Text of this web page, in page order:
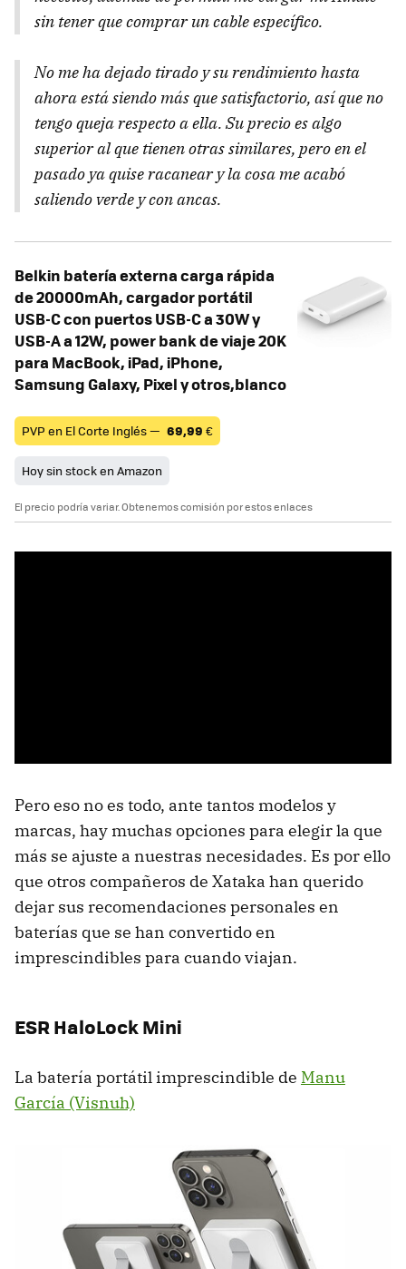
sin tener que comprar un cable específico.
No me ha dejado tirado y su rendimiento hasta
ahora está siendo más que satisfactorio, así que no
tengo queja respecto a ella. Su precio es algo
superior al que tienen otras similares, pero en el
pasado ya quise racanear y la cosa me acabó
saliendo verde y con ancas.
Belkin batería externa carga rápida
de 20000mAh, cargador portátil
USB-C con puertos USB-C a 30W y
USB-A a 12W, power bank de viaje 20K
para MacBook, iPad, iPhone,
Samsung Galaxy, Pixel y otros,blanco
PVP en El Corte Inglés — 69,99 €
Hoy sin stock en Amazon
El precio podría variar. Obtenemos comisión por estos enlaces
Pero eso no es todo, ante tantos modelos y
marcas, hay muchas opciones para elegir la que
más se ajuste a nuestras necesidades. Es por ello
que otros compañeros de Xataka han querido
dejar sus recomendaciones personales en
baterías que se han convertido en
imprescindibles para cuando viajan.
ESR HaloLock Mini
La batería portátil imprescindible de Manu
García (Visnuh)